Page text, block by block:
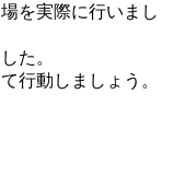
を実際に行いまし
た。
行動しましょう。